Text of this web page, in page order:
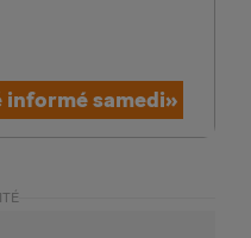
informé samedi»